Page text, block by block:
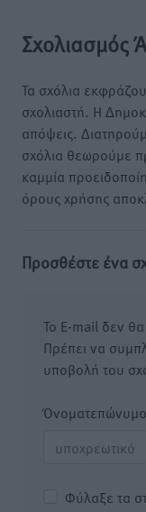
Σχολιασμός
Τα σχόλια
σχολιαστή. Η
απόψεις.
σχόλια θεωρούμε
καμμία
όρους χρήσης
Προσθέστε ένα
Το E-mail δεν θα
Πρέπει να
υποβολή του
Όνοματεπώνυμο
Φύλαξε τα